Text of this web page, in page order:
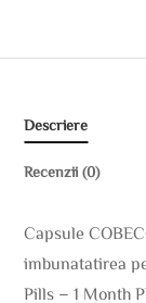
Descriere
Recenzii (0)
Capsule
imbunatatirea
Pills – 1 Month